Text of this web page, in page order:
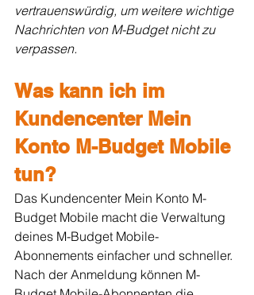
vertrauenswürdig, um weitere wichtige
Nachrichten von M-Budget nicht zu
verpassen.
Was kann ich im
Kundencenter Mein
Konto M-Budget Mobile
tun?
Das Kundencenter Mein Konto M-
Budget Mobile macht die Verwaltung
deines M-Budget Mobile-
Abonnements einfacher und schneller.
Nach der Anmeldung können M-